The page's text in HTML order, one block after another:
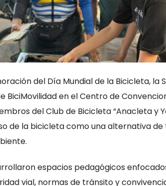
del Día Mundial de la Bicicleta, la
BiciMovilidad en el Centro de
del Club de Bicicleta “Anacleta y
de la bicicleta como una alternativa
espacios pedagógicos
vial, normas de tránsito y